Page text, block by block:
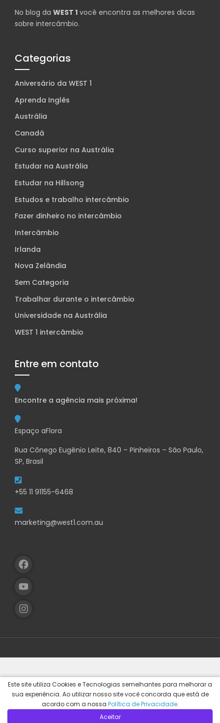
No blog da WEST 1 você encontra as melhores dicas
sobre intercâmbio.
Categorias
Aniversário da WEST 1
Aprenda Inglês
Austrália
Canadá
Curso superior na Austrália
Estudar na Austrália
Estudar na Hillsong
Estudos e trabalho intercâmbio
Fazer dinheiro no intercâmbio
Intercâmbio
Irlanda
Nova Zelândia
Sem Categoria
Trabalhar durante o intercâmbio
Universidade na Austrália
WEST 1 intercâmbio
Entre em contato
Encontre a agência mais próxima!
Espaço aFlora
Rua Cônego Eugênio Leite, 840 – Pinheiros – São Paulo,
SP, Brasil
+55 11 91155-6468
marketing@west1.com.au
Este site utiliza Cookies e Tecnologias semelhantes para melhorar a
sua experiência. Ao utilizar nosso site você concorda que está de
acordo com a nossa Política de Privacidade.
Aceitar